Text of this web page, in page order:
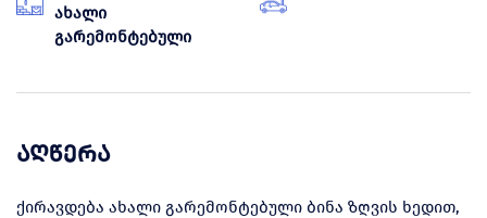
ახალი
გარემონტებული
აღწერა
ქირავდება ახალი გარემონტებული ბინა ზღვის ხედით,